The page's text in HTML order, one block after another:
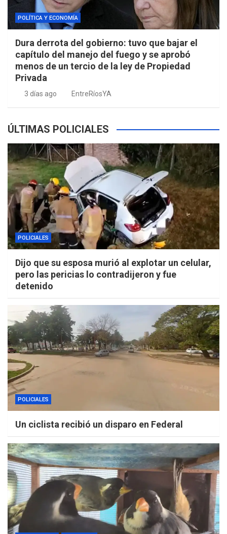
POLÍTICA Y ECONOMÍA
Dura derrota del gobierno: tuvo que bajar el
capítulo del manejo del fuego y se aprobó
menos de un tercio de la ley de Propiedad
Privada
3 días ago EntreRíosYA
ÚLTIMAS POLICIALES
POLICIALES
Dijo que su esposa murió al explotar un celular,
pero las pericias lo contradijeron y fue
detenido
POLICIALES
Un ciclista recibió un disparo en Federal